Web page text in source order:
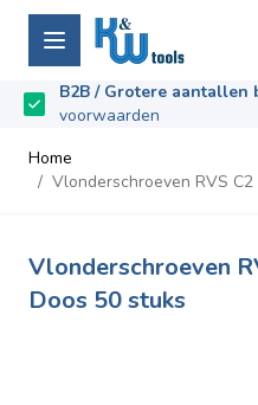
Ga naar de inhoud
B2B / Grotere aantallen
voorwaarden
Beoordeeld met 9.5/10-
Home
/ Vlonderschroeven RVS
Vlonderschroeven
Doos 50 stuks